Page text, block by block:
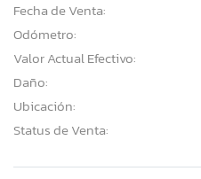
Fecha de Venta:
Odómetro:
Valor Actual Efectivo:
Daño:
Ubicación:
Status de Venta: